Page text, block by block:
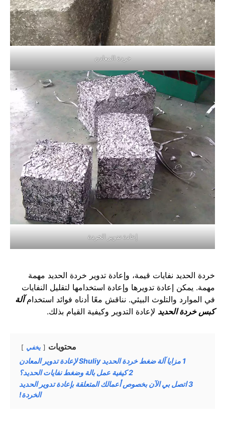
خردة المعادن
إعادة تدوير الخردة
خردة الحديد نفايات قيمة، وإعادة تدوير خردة الحديد مهمة
مهمة. يمكن إعادة تدويرها وإعادة استخدامها لتقليل النفايات
في الموارد والتلوث البيئي. نناقش معًا أدناه فوائد استخدامآلة
كبس خردة الحديد لإعادة التدوير وكيفية القيام بذلك.
محتويات يخفي
1 مزايا آلة ضغط خردة الحديد Shuliy لإعادة تدوير المعادن
2كيفية عمل بالة وضغط نفايات الحديد؟
3اتصل بي الآن بخصوص أعمالك المتعلقة بإعادة تدوير الحديد
الخردة!